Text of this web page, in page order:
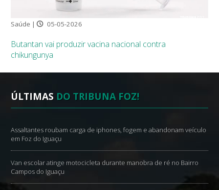
Saúde | 05-05-2026
Butantan vai produzir vacina nacional contra
chikungunya
ÚLTIMAS DO TRIBUNA FOZ!
Assaltantes roubam carga de iphones, fogem e abandonam veículo
em Foz do Iguaçu
Van escolar atinge motocicleta durante manobra de ré no Bairro
Campos do Iguaçu